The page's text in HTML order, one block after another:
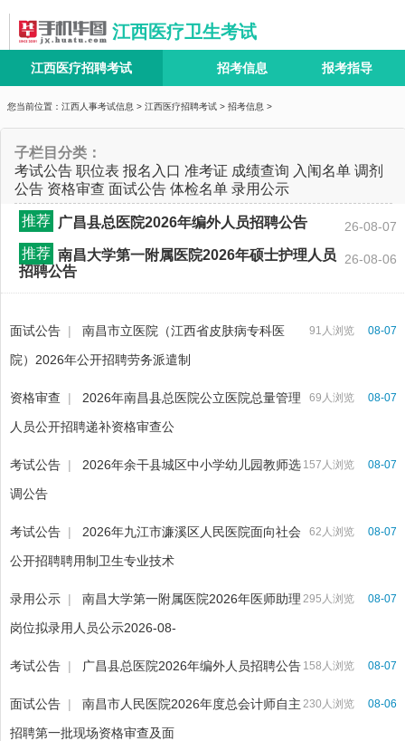
江西医疗卫生考试
江西医疗招聘考试 招考信息 报考指导
您当前位置： 江西人事考试信息 > 江西医疗招聘考试 > 招考信息 >
子栏目分类：
考试公告 职位表 报名入口 准考证 成绩查询 入闱名单 调剂
公告 资格审查 面试公告 体检名单 录用公示
推荐 26-08-07
广昌县总医院2026年编外人员招聘公告
推荐
26-08-06
南昌大学第一附属医院2026年硕士护理人员
招聘公告
08-07
91人浏览
面试公告 |
南昌市立医院（江西省皮肤病专科医
院）2026年公开招聘劳务派遣制
08-07
69人浏览
资格审查 |
2026年南昌县总医院公立医院总量管理
人员公开招聘递补资格审查公
08-07
157人浏览
考试公告 |
2026年余干县城区中小学幼儿园教师选
调公告
08-07
62人浏览
考试公告 |
2026年九江市濂溪区人民医院面向社会
公开招聘聘用制卫生专业技术
08-07
295人浏览
录用公示 |
南昌大学第一附属医院2026年医师助理
岗位拟录用人员公示2026-08-
08-07
158人浏览
考试公告 | 广昌县总医院2026年编外人员招聘公告
08-06
230人浏览
面试公告 |
南昌市人民医院2026年度总会计师自主
招聘第一批现场资格审查及面